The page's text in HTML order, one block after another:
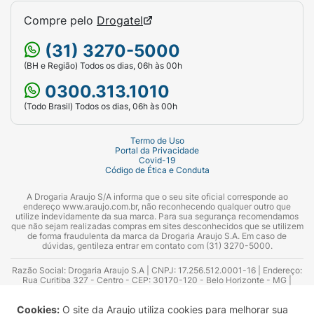
Cookies: O site da Araujo utiliza cookies para melhorar sua
(recipiente onde vem o medicamento);
Insira o carpule na caneta para a injeção;
Para configurar a caneta, marque a
dose;
acompanham a caneta;
Certifique-se de aplicar a injeção a pelo
menos 1 cm do último local e de alternar
os pontos de aplicação;
Antes de aplicar, limpe o local com uma
compressa de algodão;
Após a aplicação, pressione o local da
aplicação com uma gaze por alguns
segundos, sem massagear;
Compre pelo Drogatel
(31) 3270-5000
(BH e Região) Todos os dias, 06h às 00h
0300.313.1010
(Todo Brasil) Todos os dias, 06h às 00h
Termo de Uso
Portal da Privacidade
Covid-19
Código de Ética e Conduta
A Drogaria Araujo S/A informa que o seu site oficial corresponde ao
endereço www.araujo.com.br, não reconhecendo qualquer outro que
utilize indevidamente da sua marca. Para sua segurança recomendamos
que não sejam realizadas compras em sites desconhecidos que se utilizem
de forma fraudulenta da marca da Drogaria Araujo S.A. Em caso de
dúvidas, gentileza entrar em contato com (31) 3270-5000.
Razão Social: Drogaria Araujo S.A | CNPJ: 17.256.512.0001-16 | Endereço:
Rua Curitiba 327 - Centro - CEP: 30170-120 - Belo Horizonte - MG |
Azevedo Guimarães – CRF 10.965 | Yasmin Silva Alvarenga – CRF 52.584 -